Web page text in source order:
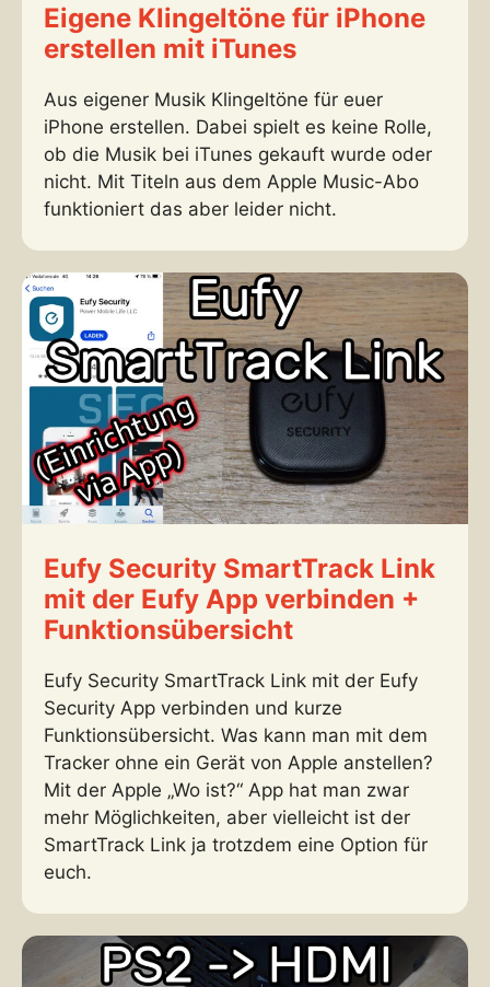
Eigene Klingeltöne für iPhone
erstellen mit iTunes
Aus eigener Musik Klingeltöne für euer
iPhone erstellen. Dabei spielt es keine Rolle,
ob die Musik bei iTunes gekauft wurde oder
nicht. Mit Titeln aus dem Apple Music-Abo
funktioniert das aber leider nicht.
Eufy Security SmartTrack Link
mit der Eufy App verbinden +
Funktionsübersicht
Eufy Security SmartTrack Link mit der Eufy
Security App verbinden und kurze
Funktionsübersicht. Was kann man mit dem
Tracker ohne ein Gerät von Apple anstellen?
Mit der Apple „Wo ist?“ App hat man zwar
mehr Möglichkeiten, aber vielleicht ist der
SmartTrack Link ja trotzdem eine Option für
euch.